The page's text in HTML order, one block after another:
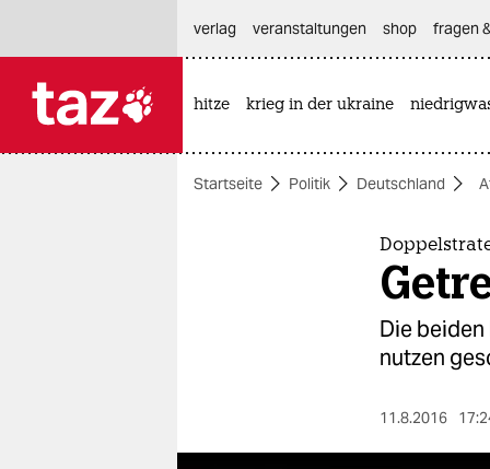
themen
verlag
veranstaltungen shop fragen
hitze krieg in der ukraine
Startseite Politik Deutschland
Die
nutzen
11.8.2016